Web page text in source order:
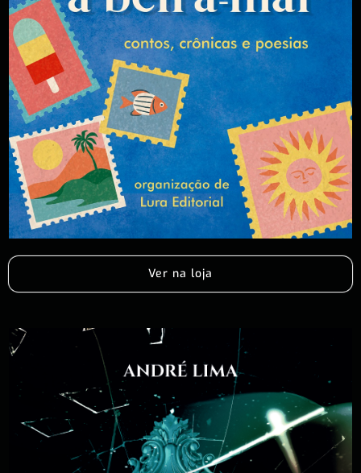
Ver na loja